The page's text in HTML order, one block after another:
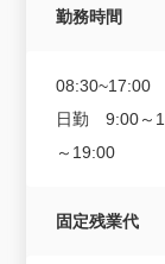
勤務時間
08:30~17:00
日勤 9:00～
～19:00
固定残業代